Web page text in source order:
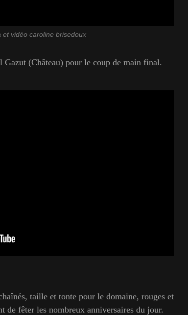
et vidéo caroline brisedoux
Gazut (Château) pour le coup de main final.
taille et tonte pour le domaine, rouges et
de fêter les nombreux anniversaires du jour.